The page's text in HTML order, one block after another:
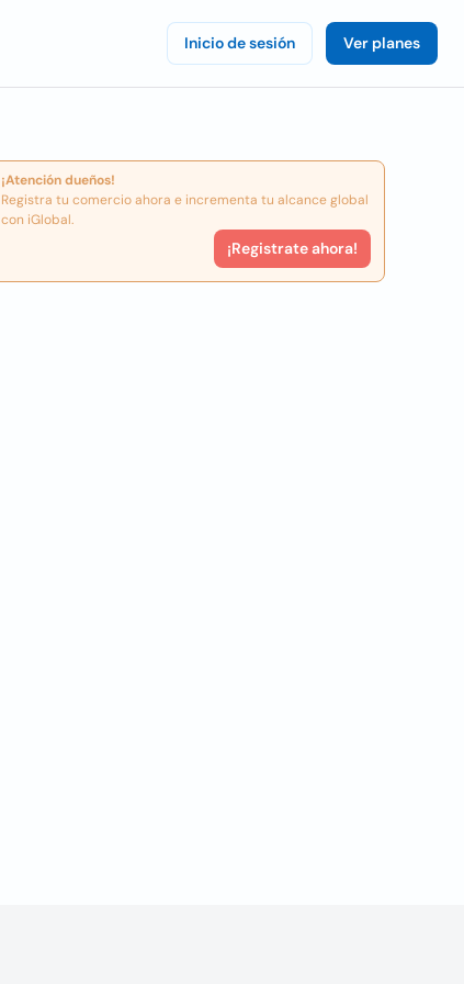
Inicio de sesión Ver planes
¡Atención dueños!
Registra tu comercio ahora e incrementa tu alcance global
con iGlobal.
¡Registrate ahora!